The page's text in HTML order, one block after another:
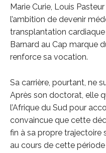
Marie Curie, Louis
l’ambition de devenir
transplantation cardiaque
Barnard au Cap marque
renforce sa vocation.
Sa carrière, pourtant, ne
Après son doctorat, elle
l’Afrique du Sud pour
convaincue que cette
fin à sa propre trajectoire
au cours de cette période